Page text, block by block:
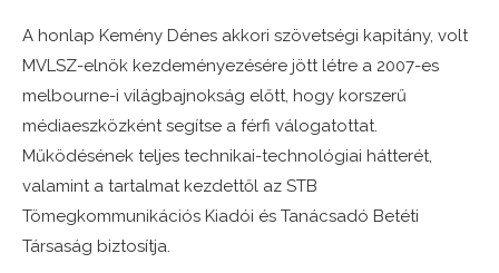
A honlap Kemény Dénes akkori szövetségi kapitány, volt
MVLSZ-elnök kezdeményezésére jött létre a 2007-es
melbourne-i világbajnokság előtt, hogy korszerű
médiaeszközként segítse a férfi válogatottat.
Működésének teljes technikai-technológiai hátterét,
valamint a tartalmat kezdettől az STB
Tömegkommunikációs Kiadói és Tanácsadó Betéti
Társaság biztosítja.